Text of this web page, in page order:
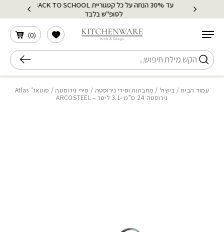
Skip to Content
עד 30% הנחה על כל קטגוריית BACK TO SCHOOL
לסופ"ש בלבד
חיפוש
(
0
)
הרשימה שלי
עמוד הבית/ בישול / מחבתות וסירי נירוסטה / סירי נירוסטה
/ סוטאז’ Atlas
נירוסטה 24 ס”מ -3.1 ליטר – ARCOSTEEL
בחזרה למעלה